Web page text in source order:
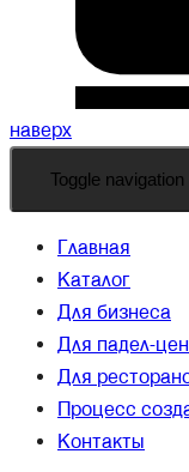
наверх
Toggle navigation
Главная
Каталог
Для бизнеса
Для падел-
Для
Процесс
Контакты